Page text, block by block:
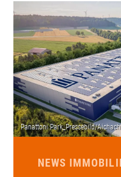
NEWS